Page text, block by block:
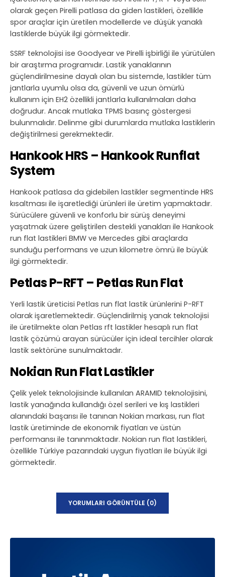
olarak geçen Pirelli patlasa da giden lastikleri, özellikle
spor araçlar için üretilen modellerde ve düşük yanaklı
lastiklerde büyük ilgi görmektedir.
SSRF teknolojisi ise Goodyear ve Pirelli işbirliği ile yürütülen
bir araştırma programıdır. Lastik yanaklarının
güçlendirilmesine dayalı olan bu sistemde, lastikler tüm
jantlarla uyumlu olsa da, güvenli ve uzun ömürlü
kullanım için EH2 özellikli jantlarla kullanılmaları daha
doğrudur. Ancak mutlaka TPMS basınç göstergesi
bulunmalıdır. Delinme gibi durumlarda mutlaka lastiklerin
değiştirilmesi gerekmektedir.
Hankook HRS – Hankook Runflat
System
Hankook patlasa da gidebilen lastikler segmentinde HRS
kısaltması ile işaretlediği ürünleri ile üretim yapmaktadır.
Sürücülere güvenli ve konforlu bir sürüş deneyimi
yaşatmak üzere geliştirilen destekli yanakları ile Hankook
run flat lastikleri BMW ve Mercedes gibi araçlarda
sunduğu performans ve uzun kilometre ömrü ile büyük
ilgi görmektedir.
Petlas P-RFT – Petlas Run Flat
Yerli lastik üreticisi Petlas run flat lastik ürünlerini P-RFT
olarak işaretlemektedir. Güçlendirilmiş yanak teknolojisi
ile üretilmekte olan Petlas rft lastikler hesaplı run flat
lastik çözümü arayan sürücüler için ideal tercihler olarak
lastik sektörüne sunulmaktadır.
Nokian Run Flat Lastikler
Çelik yelek teknolojisinde kullanılan ARAMID teknolojisini,
lastik yanağında kullandığı özel serileri ve kış lastikleri
alanındaki başarısı ile tanınan Nokian markası, run flat
lastik üretiminde de ekonomik fiyatları ve üstün
performansı ile tanınmaktadır. Nokian run flat lastikleri,
özellikle Türkiye pazarındaki uygun fiyatları ile büyük ilgi
görmektedir.
YORUMLARI GÖRÜNTÜLE (0)